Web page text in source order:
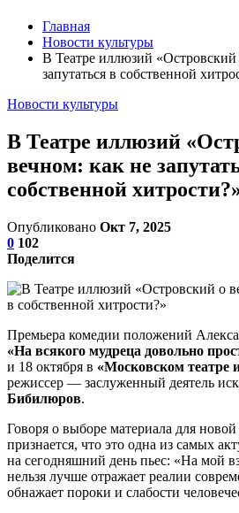
Главная
Новости культуры
В Театре иллюзий
запутаться в собственной
Новости культуры
В Театре иллюзий
вечном: как не
собственной
Опубликовано Окт 7, 2025
0 102
Поделится
Премьера комедии положений
«На всякого мудреца довольно
и 18 октября в «Московском театре
режиссер — заслуженный деятель
Бибилюров.
Говоря о выборе материала для
признается, что это одна из самых
на сегодняшний день пьес: «На мой
нельзя лучше отражает реалии
обнажает пороки и слабости